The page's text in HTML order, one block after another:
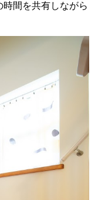
間を共有しながら